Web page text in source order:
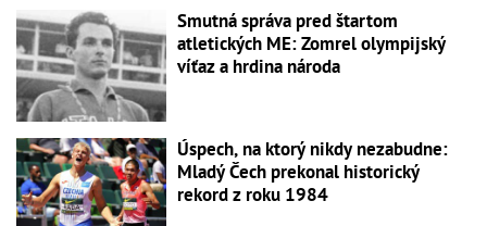
Smutná správa pred štartom
atletických ME: Zomrel olympijský
víťaz a hrdina národa
Úspech, na ktorý nikdy nezabudne:
Mladý Čech prekonal historický
rekord z roku 1984